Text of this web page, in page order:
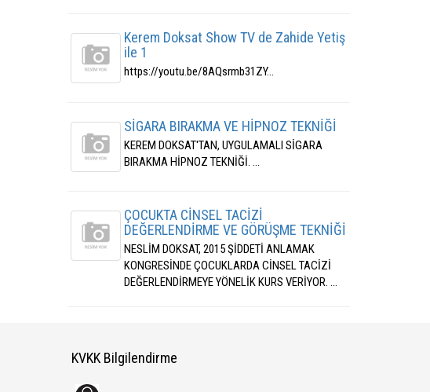
Kerem Doksat Show TV de Zahide Yetiş
ile 1
https://youtu.be/8AQsrmb31ZY...
SİGARA BIRAKMA VE HİPNOZ TEKNİĞİ
KEREM DOKSAT'TAN, UYGULAMALI SİGARA
BIRAKMA HİPNOZ TEKNİĞİ. ...
ÇOCUKTA CİNSEL TACİZİ
DEĞERLENDİRME VE GÖRÜŞME TEKNİĞİ
NESLİM DOKSAT, 2015 ŞİDDETİ ANLAMAK
KONGRESİNDE ÇOCUKLARDA CİNSEL TACİZİ
DEĞERLENDİRMEYE YÖNELİK KURS VERİYOR. ...
KVKK Bilgilendirme